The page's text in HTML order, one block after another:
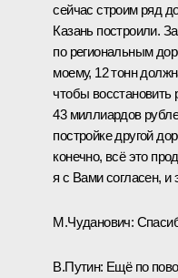
сейчас строим ряд
Казань построили.
по региональным
моему, 12 тонн
чтобы восстановить
43 миллиардов
постройке другой
конечно, всё это
я с Вами согласен, и
М.Чуданович:
В.Путин: Ещё по